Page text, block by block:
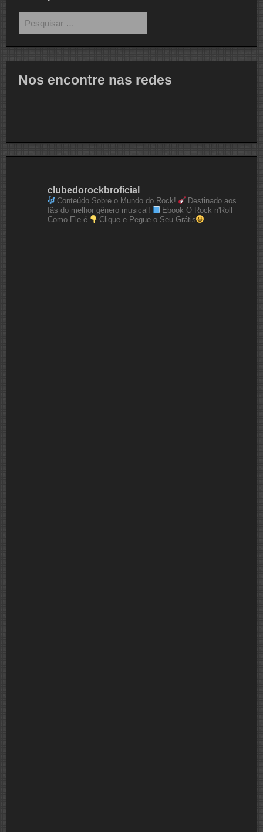
por:
Nos encontre nas redes
clubedorockbroficial
Conteúdo Sobre o Mundo do Rock!
Destinado aos
fãs do melhor gênero musical!
Ebook O Rock n'Roll
Como Ele é
Clique e Pegue o Seu Grátis